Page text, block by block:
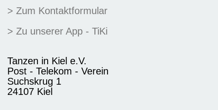
> Zum Kontaktformular
> Zu unserer App - TiKi
Tanzen in Kiel e.V.
Post - Telekom - Verein
Suchskrug 1
24107 Kiel